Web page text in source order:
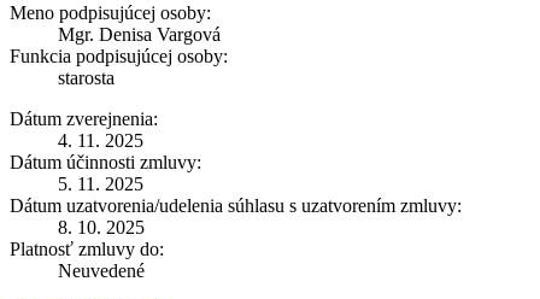
Meno podpisujúcej osoby:
Mgr. Denisa Vargová
Funkcia podpisujúcej osoby:
starosta
Dátum zverejnenia:
4. 11. 2025
Dátum účinnosti zmluvy:
5. 11. 2025
Dátum uzatvorenia/udelenia súhlasu s uzatvorením zmluvy:
8. 10. 2025
Platnosť zmluvy do:
Neuvedené